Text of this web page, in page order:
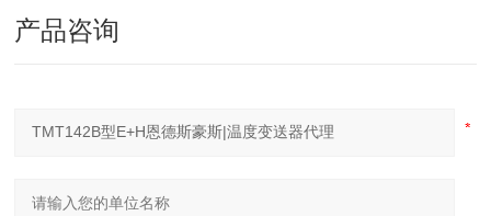
产品咨询